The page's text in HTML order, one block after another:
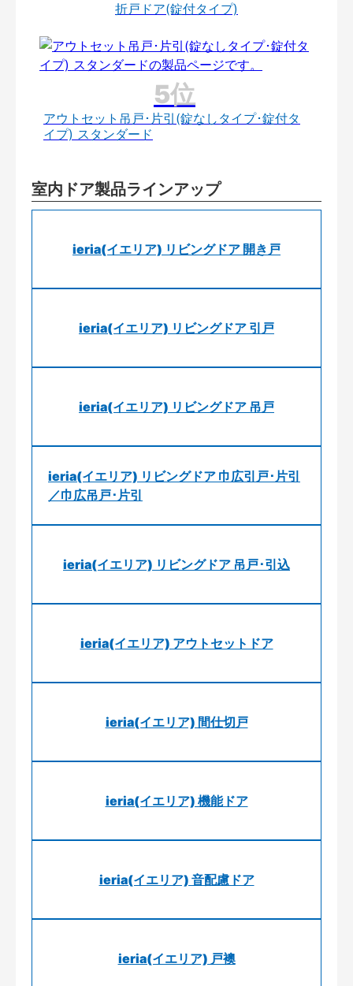
折戸ドア(錠付タイプ)
アウトセット吊戸･片引(錠なしタイプ･錠付タ
イプ) スタンダード
室内ドア製品ラインアップ
ieria(イエリア) リビングドア 開き戸
ieria(イエリア) リビングドア 引戸
ieria(イエリア) リビングドア 吊戸
ieria(イエリア) リビングドア 巾広引戸･片引
／巾広吊戸･片引
ieria(イエリア) リビングドア 吊戸･引込
ieria(イエリア) アウトセットドア
ieria(イエリア) 間仕切戸
ieria(イエリア) 機能ドア
ieria(イエリア) 音配慮ドア
ieria(イエリア) 戸襖